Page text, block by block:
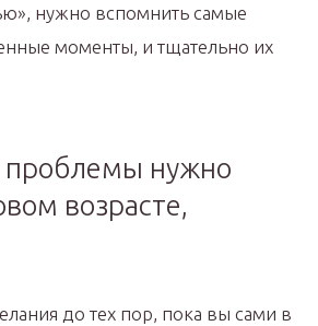
нужно вспомнить самые
моменты, и тщательно их
проблемы нужно
возрасте,
до тех пор, пока вы сами в